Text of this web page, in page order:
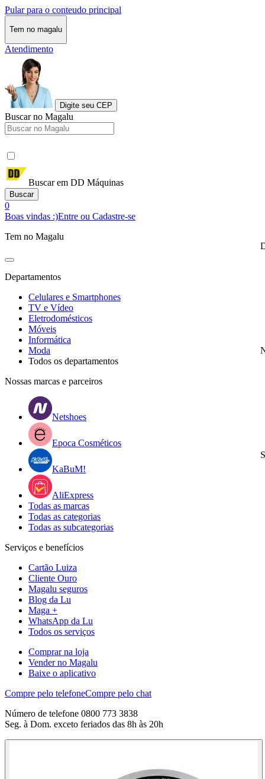
Pular para o conteudo principal
Tem no magalu
Atendimento
Digite seu CEP
Buscar no Magalu
Buscar em DD Máquinas
Buscar
0
Boas vindas :)Entre ou Cadastre-se
Tem no Magalu
Departamentos
Celulares e Smartphones
TV e Vídeo
Eletrodomésticos
Móveis
Informática
Moda
Todos os departamentos
Nossas marcas e parceiros
Netshoes
Epoca Cosméticos
KaBuM!
AliExpress
Todas as marcas
Todas as categorias
Todas as subcategorias
Serviços e benefícios
Cartão Luiza
Cliente Ouro
Magalu seguros
Blog da Lu
Maga +
WhatsApp da Lu
Todos os serviços
Comprar na loja
Vender no Magalu
Baixe o aplicativo
Compre pelo telefoneCompre pelo chat
Número de telefone 0800 773 3838
Seg. à Dom. exceto feriados das 8h às 20h